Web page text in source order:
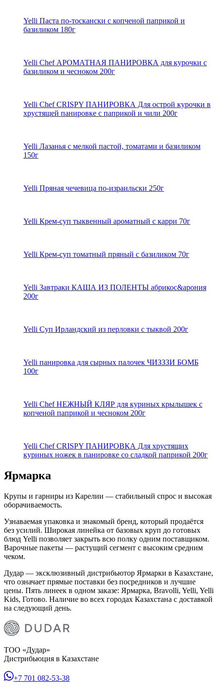
Yelli Паста по-тоскански с копченой паприкой и
базиликом 180г
Yelli Chef АРОМАТНАЯ ПАНИРОВКА для курочки с
базиликом и чесноком 200г
Yelli Chef CRISPY ПАНИРОВКА Для острой курочки в
хрустящей панировке с паприкой и чили 200г
Yelli Лазанья с мелкой пастой, томатами и базиликом
150г
Yelli Пряная чечевица по-израильски 250г
Yelli Крем-суп тыквенный ароматный с карри 70г
Yelli Крем-суп томатный пряный с базиликом 70г
Yelli Завтраки КАША ИЗ ПОЛЕНТЫ абрикос&арония
200г
Yelli Суп Ирландский из перловки с тыквой 200г
Yelli панировка для сырных палочек ЧИЗЗЗИ БОМБ
100г
Yelli Chef НЕЖНЫЙ КЛЯР для куриных крылышек с
копченой паприкой и чесноком 200г
Yelli Chef CRISPY ПАНИРОВКА Для хрустящих
куриных ножек в панировке со сладкой паприкой 200г
Ярмарка
Крупы и гарниры из Карелии — стабильный спрос и высокая
оборачиваемость.
Узнаваемая упаковка и знакомый бренд, который продаётся
без усилий. Широкая линейка от базовых круп до готовых
блюд Yelli позволяет закрыть всю полку одним поставщиком.
Варочные пакеты — растущий сегмент с высоким средним
чеком.
Дудар — эксклюзивный дистрибьютор Ярмарки в Казахстане,
что означает прямые поставки без посредников и лучшие
цены. Пять линеек в одном заказе: Ярмарка, Bravolli, Yelli, Yelli
Kids, Готово. Наличие во всех городах Казахстана с доставкой
на следующий день.
ТОО «Дудар»
Дистрибьюция в Казахстане
+7 701 082-53-38